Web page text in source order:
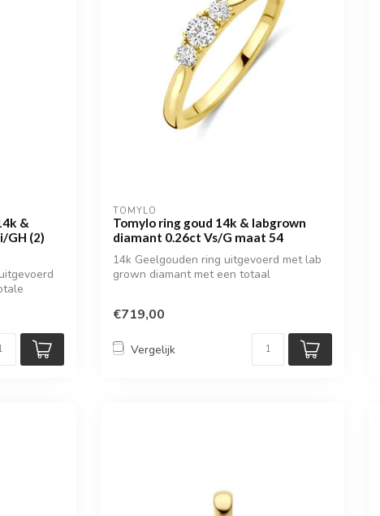
&
GH (2)
TOMYLO
Tomylo ring goud 14k & labgrown
diamant 0.26ct Vs/G maat 54
14k Geelgouden ring uitgevoerd met lab
grown diamant met een totaal
€719,00
Vergelijk